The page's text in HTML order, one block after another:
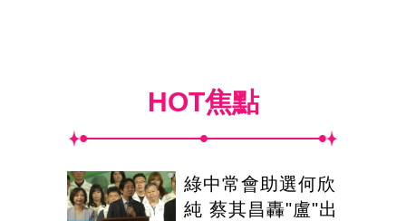
HOT焦點
綠中常會助選何欣
純 蔡其昌轟"盧"出